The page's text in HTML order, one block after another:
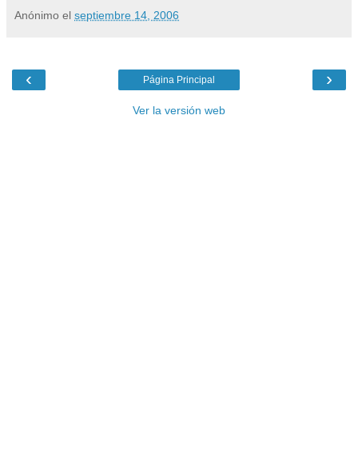
Anónimo el septiembre 14, 2006
‹ ›
Página Principal
Ver la versión web